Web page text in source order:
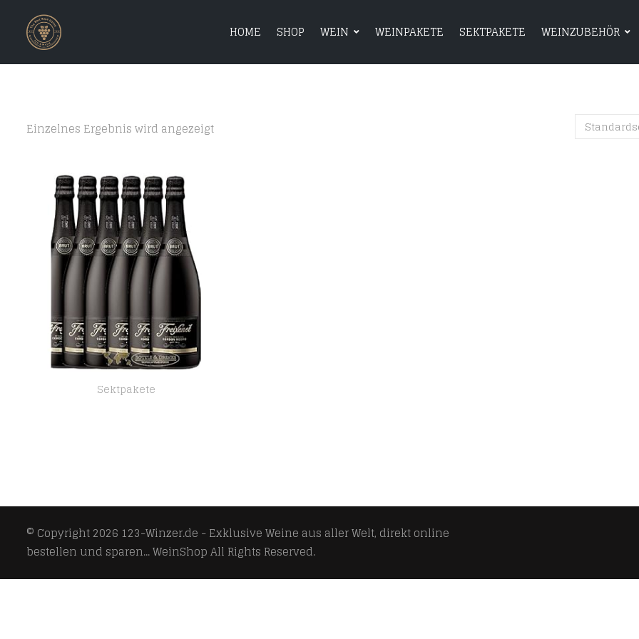
HOME SHOP WEIN WEINPAKETE SEKTPAKETE WEINZUBEHÖR
HOME SHOP WEIN WEINPAKETE
Einzelnes Ergebnis wird angezeigt
Sektpakete
© Copyright 2026 123-Winzer.de - Exklusive Weine aus aller Welt, direkt online
bestellen und sparen... WeinShopAll Rights Reserved.